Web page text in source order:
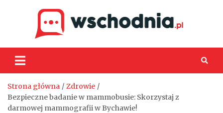
Strona główna
Zdrowie
Bezpieczne badanie w mammobusie: Skorzystaj z
darmowej mammografii w Bychawie!